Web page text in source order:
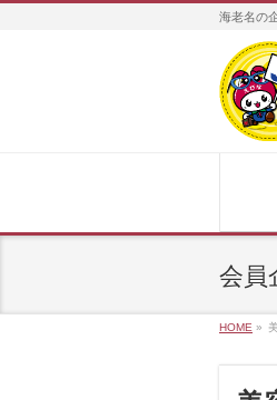
海老名の
会員
HOME »